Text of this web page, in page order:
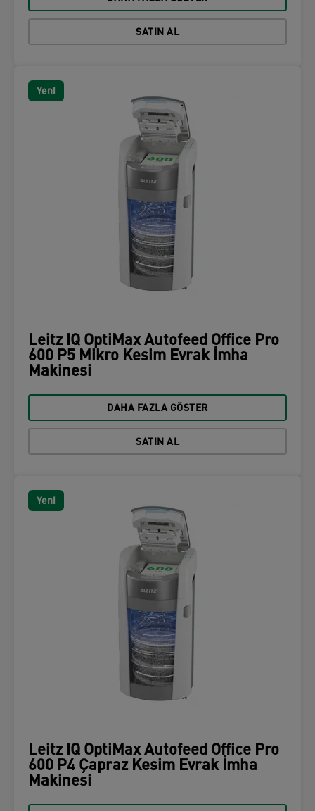
SATIN AL
Yeni
Leitz IQ OptiMax Autofeed Office Pro
600 P5 Mikro Kesim Evrak İmha
Makinesi
DAHA FAZLA GÖSTER
SATIN AL
Yeni
Leitz IQ OptiMax Autofeed Office Pro
600 P4 Çapraz Kesim Evrak İmha
Makinesi